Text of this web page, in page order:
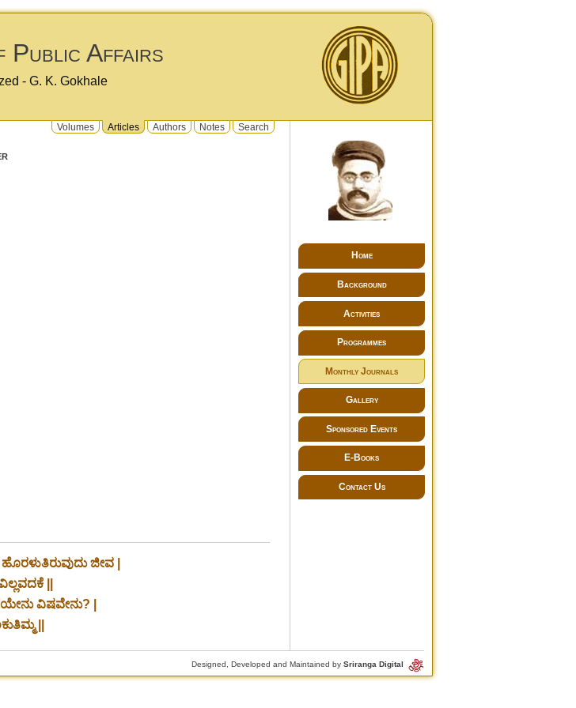
Public Affairs
- G. K. Gokhale
Volumes Articles Authors Notes Search
ಜೀವ |
||
ವಿಷವೇನು? |
||
Home
Background
Activities
Programmes
Monthly Journals
Gallery
Sponsored Events
E-Books
Contact Us
Designed, Developed and Maintained bySriranga Digital